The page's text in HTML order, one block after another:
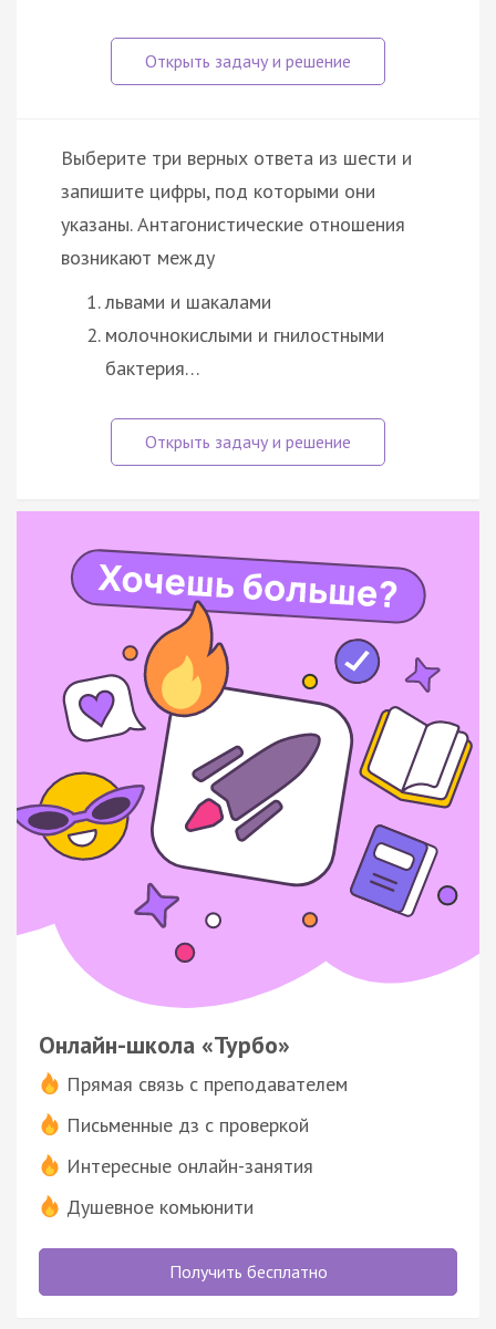
Выберите три верных ответа из шести и
запишите цифры, под которыми они
указаны. Антагонистические отношения
возникают между
львами и шакалами
молочнокислыми и гнилостными
бактерия…
Онлайн-школа «Турбо»
Прямая связь с преподавателем
Письменные дз с проверкой
Интересные онлайн-занятия
Душевное комьюнити
Получить бесплатно